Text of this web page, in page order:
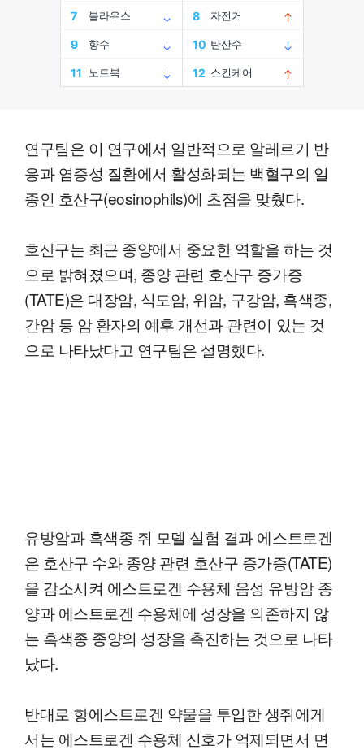
연구팀은 이 연구에서 일반적으로 알레르기 반
응과 염증성 질환에서 활성화되는 백혈구의 일
종인 호산구(eosinophils)에 초점을 맞췄다.
호산구는 최근 종양에서 중요한 역할을 하는 것
으로 밝혀졌으며, 종양 관련 호산구 증가증
(TATE)은 대장암, 식도암, 위암, 구강암, 흑색종,
간암 등 암 환자의 예후 개선과 관련이 있는 것
으로 나타났다고 연구팀은 설명했다.
유방암과 흑색종 쥐 모델 실험 결과 에스트로겐
은 호산구 수와 종양 관련 호산구 증가증(TATE)
을 감소시켜 에스트로겐 수용체 음성 유방암 종
양과 에스트로겐 수용체에 성장을 의존하지 않
는 흑색종 종양의 성장을 촉진하는 것으로 나타
났다.
반대로 항에스트로겐 약물을 투입한 생쥐에게
서는 에스트로겐 수용체 신호가 억제되면서 면